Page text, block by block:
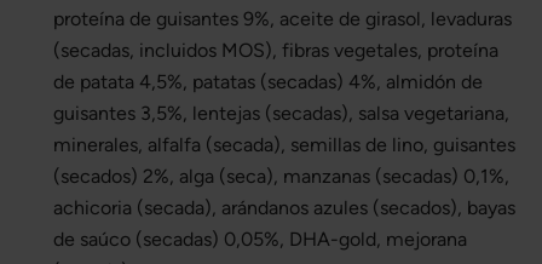
proteína de guisantes 9%, aceite de girasol, levaduras
(secadas, incluidos MOS), fibras vegetales, proteína
de patata 4,5%, patatas (secadas) 4%, almidón de
guisantes 3,5%, lentejas (secadas), salsa vegetariana,
minerales, alfalfa (secada), semillas de lino, guisantes
(secados) 2%, alga (seca), manzanas (secadas) 0,1%,
achicoria (secada), arándanos azules (secados), bayas
de saúco (secadas) 0,05%, DHA-gold, mejorana